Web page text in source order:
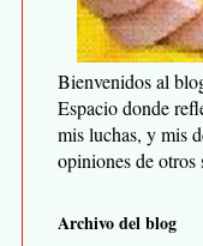
Bienvenidos al
Espacio donde
mis luchas, y mis
opiniones de
Archivo del blog